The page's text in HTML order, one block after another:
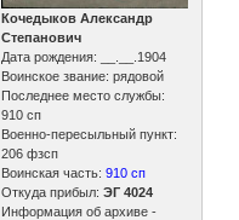
Кочедыков Александр
Степанович
Дата рождения: __.__.1904
Воинское звание: рядовой
Последнее место службы:
910 сп
Военно-пересыльный пункт:
206 фзсп
Воинская часть:910 сп
Откуда прибыл:ЭГ 4024
Информация об архиве -